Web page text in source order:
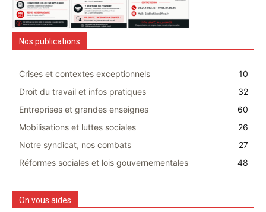
Nos publications
Crises et contextes exceptionnels
10
Droit du travail et infos pratiques
32
Entreprises et grandes enseignes
60
Mobilisations et luttes sociales
26
Notre syndicat, nos combats
27
Réformes sociales et lois gouvernementales
48
On vous aides